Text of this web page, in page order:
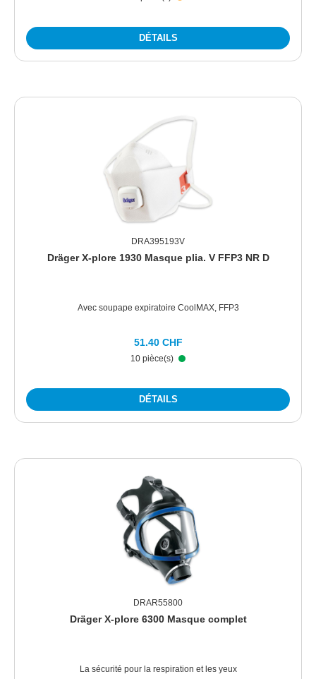
DÉTAILS
DRA395193V
Dräger X-plore 1930 Masque plia. V FFP3 NR D
Avec soupape expiratoire CoolMAX, FFP3
10 pièce(s)
51.40 CHF
DÉTAILS
DRAR55800
Dräger X-plore 6300 Masque complet
La sécurité pour la respiration et les yeux